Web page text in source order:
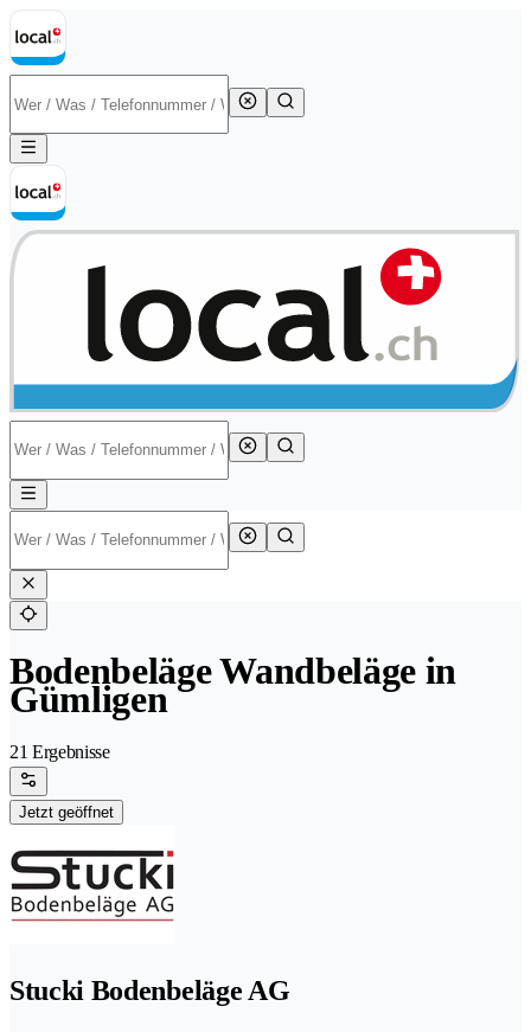
Bodenbeläge Wandbeläge in
Gümligen
21 Ergebnisse
Jetzt geöffnet
Stucki Bodenbeläge AG